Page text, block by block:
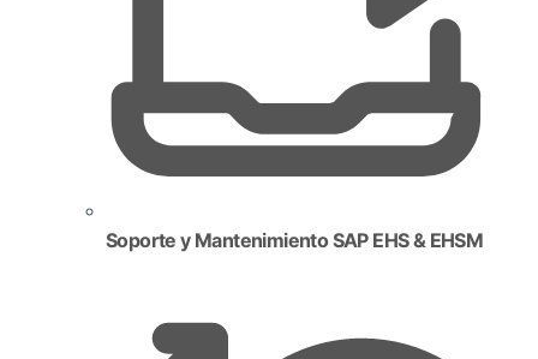
Soporte y Mantenimiento SAP EHS & EHSM